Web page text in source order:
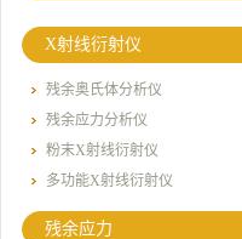
X射线衍射仪
残余奥氏体分析仪
残余应力分析仪
粉末X射线衍射仪
多功能X射线衍射仪
残余应力